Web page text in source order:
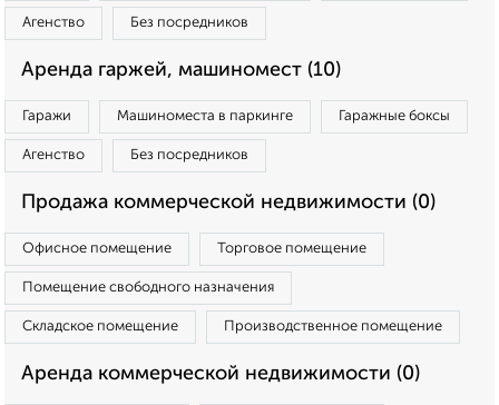
Агенство Без посредников
Аренда гаржей, машиномест (10)
Гаражи Машиноместа в паркинге Гаражные боксы
Агенство Без посредников
Продажа коммерческой недвижимости (0)
Офисное помещение Торговое помещение
Помещение свободного назначения
Складское помещение Производственное помещение
Аренда коммерческой недвижимости (0)